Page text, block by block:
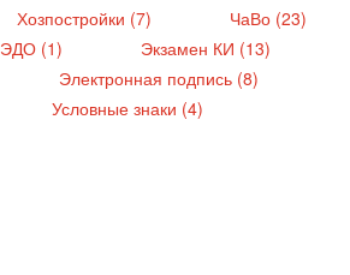
Хозпостройки (7)
ЧаВо (23)
ЭДО (1)
Экзамен КИ (13)
Электронная подпись (8)
Условные знаки (4)